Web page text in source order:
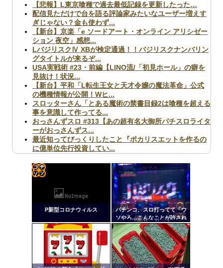
【悲報】L東京喰種で過去最低記録を更新したった…
配信見ただけで台を語る評論家みたいなユーザー増えす
ぎじゃない？金も使わず...
【新台】京楽「e ソードアート・オンライン アリシゼー
ション 夜空」感想...
LバジリスクⅣ XBが検定通過！！バジリスクナンバリン
グタイトルが来るぞ...
USA実戦術 #23・前編【LINO流/「初見ホール」の癖を
見抜け！状況...
【新台】平和「L転生王女と天才令嬢の魔法革命」公式
の機種情報が公開！Wヒ...
スロッターさん「とある魔術の禁書目録2は喰種を超える
事を意識して作ってる...
おっさんずスロ #313【あの超有名大御所パチスロライタ
ーがおっさんずス...
最近知ってびっくりしたこと『ポカリスエットを作るの
に億単位先行投資してい...
ますｗ」←これどうす...
【閲覧注意】俺が近くにいると機械が壊れるんだけどさ
【画像】ペプシコーラ社、「こういうのでいいんだよ」
な新商品を発売
Powered by livedoor 相互RSS
P新型コロナウィルス
パチンコ、スロ打ってて「ウ
ソやろ…こんなことが許され
ていいのか！？」って思った
こと
定リ
ンク
自動